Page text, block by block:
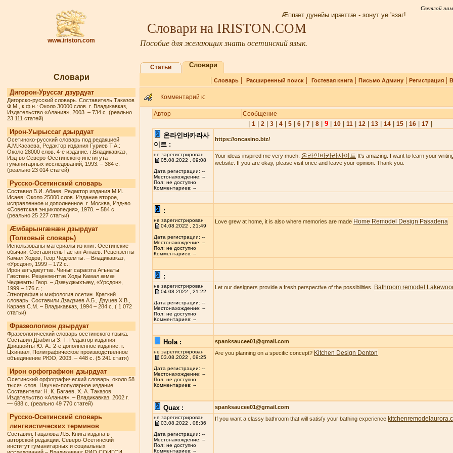
www.iriston.com
Светлой
Æппæт дунейы ирæттæ - зонут уе 'взаг!
Словари на IRISTON.COM
Пособие для желающих знать осетинский язык.
Словари
Дигорон-Уруссаг дзурдуат
Дигорско-русский словарь. Составитель Таказов
Ф.М., к.ф.н.: Около 30000 слов. г. Владикавказ,
Издательство «Алания», 2003. – 734 с. (реально
23 111 статей)
Ирон-Уырыссаг дзырдуат
Осетинско-русский словарь под редакцией
А.М.Касаева, Редактор издания Гуриев Т.А.:
Около 28000 слов. 4-е издание. г.Владикавказ,
Изд-во Северо-Осетинского института
гуманитарных исследований, 1993. – 384 с.
(реально 23 014 статей)
Русско-Осетинский словарь
Составил В.И. Абаев. Редактор издания М.И.
Исаев: Около 25000 слов. Издание второе,
исправленное и дополненное. г. Москва, Изд-во
«Советская энциклопедия», 1970. – 584 с.
(реально 25 227 статьи)
Æмбарынгæнæн дзырдуат
(Толковый словарь)
Использованы материалы из книг: Осетинские
обычаи. Составитель Гастан Агнаев. Рецензенты
Камал Ходов, Геор Чеджемты. – Владикавказ,
«Урсдон», 1999 – 172 с.;
Ирон æгъдæуттæ. Чиныг сарæзта Агънаты
Гæстæн. Рецензенттæ Ходы Камал æмæ
Чеджемты Геор. – Дзæуджыхъæу, «Урсдон»,
1999 – 176 с.;
Этнография и мифология осетин. Краткий
словарь. Составили Дзадзиев А.Б., Дзуцев Х.В.,
Караев С.М. – Владикавказ, 1994 – 284 с. ( 1 072
статьи)
Фразеологион дзырдуат
Фразеологический словарь осетинского языка.
Составил Дзабиты З. Т. Редактор издания
Дзиццойты Ю. А.: 2-е дополненное издание. г.
Цхинвал, Полиграфическое производственное
объединение РЮО, 2003. – 448 с. (5 241 статя)
Ирон орфографион дзырдуат
Осетинский орфографический словарь, около 58
тысяч слов. Научно-популярное издание.
Составители: Н. К. Багаев, Х. А. Таказов.
Издательство «Алания», – Владикавказ, 2002 г.
— 688 с. (реально 49 770 статей)
Русско-Осетинский словарь
лингвистических терминов
Составил: Гацалова Л.Б. Книга издана в
авторской редакции. Северо-Осетинский
институт гуманитарных и социальных
Статьи Словари
| Словарь| Расширенный поиск| Гостевая книга| Письмо Админу| Регистрация|
Комментарий к:
Автор Сообщение
1| 2| 3| 4| 5| 6| 7| 8| 9| 10| 11| 12| 13| 14| 15| 16| 17|
온라인바카라사
이트 :
https://oncasino.biz/
не зарегистрирован
05.08.2022 , 09:08
Дата регистрации: --
Местонахождение: --
Пол: не доступно
Комментариев: --
Your ideas inspired me very much. 온라인바카라사이트 It's amazing. I want to learn your
website. If you are okay, please visit once and leave your opinion. Thank you.
:
не зарегистрирован
04.08.2022 , 21:49
Дата регистрации: --
Местонахождение: --
Пол: не доступно
Комментариев: --
Love grew at home, it is also where memories are made Home Remodel Design Pasadena
:
не зарегистрирован
04.08.2022 , 21:22
Дата регистрации: --
Местонахождение: --
Пол: не доступно
Комментариев: --
Let our designers provide a fresh perspective of the possibilities. Bathroom remodel
Hola : spanksaucee01@gmail.com
не зарегистрирован
03.08.2022 , 09:25
Дата регистрации: --
Местонахождение: --
Пол: не доступно
Комментариев: --
Are you planning on a specific concept? Kitchen Design Denton
Quax : spanksaucee01@gmail.com
не зарегистрирован
03.08.2022 , 08:36
Дата регистрации: --
Местонахождение: --
Пол: не доступно
Комментариев: --
If you want a classy bathroom that will satisfy your bathing experience